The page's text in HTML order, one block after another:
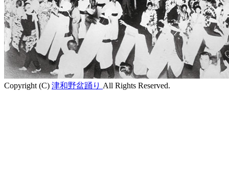
Copyright (C) 津和野盆踊り All Rights Reserved.